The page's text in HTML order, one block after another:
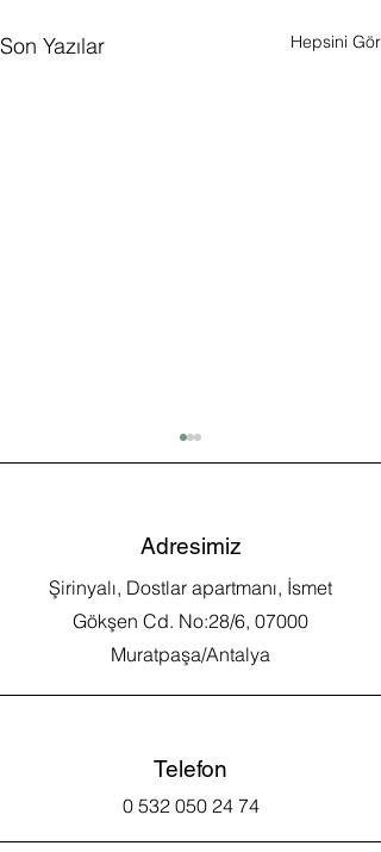
Son Yazılar Hepsini Gör
Boş Gebelik Nedir?
Adresimiz
Şirinyalı, Dostlar apartmanı, İsmet
Gökşen Cd. No:28/6, 07000
Muratpaşa/Antalya
Telefon
0 532 050 24 74